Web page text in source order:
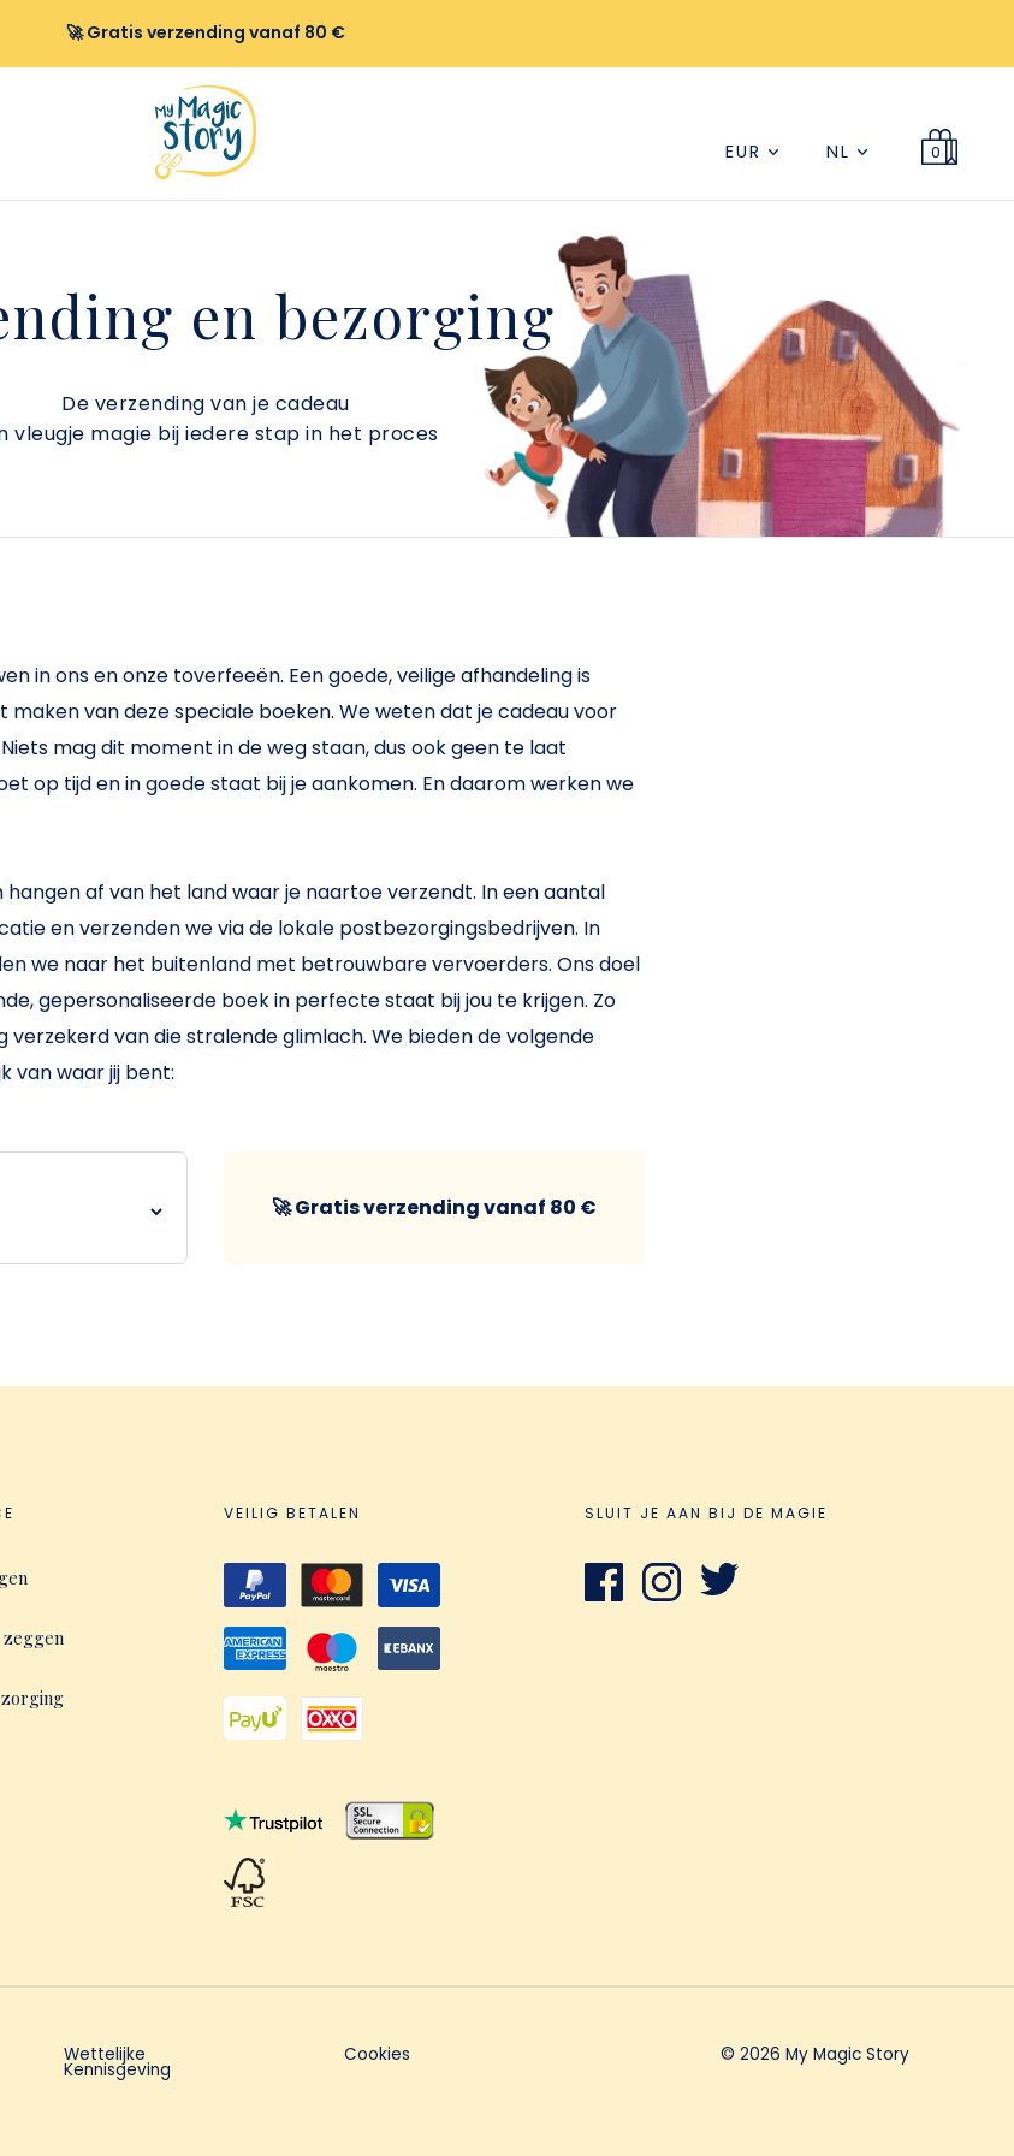
🚀 Gratis verzending vanaf 80 €
0
NL
EUR
en bezorging
De verzending van je cadeau
vleugje magie bij iedere stap in het proces
in ons en onze toverfeeën. Een goede, veilige afhandeling is
maken van deze speciale boeken. We weten dat je cadeau voor
mag dit moment in de weg staan, dus ook geen te laat
op tijd en in goede staat bij je aankomen. En daarom werken we
af van het land waar je naartoe verzendt. In een aantal
en verzenden we via de lokale postbezorgingsbedrijven. In
we naar het buitenland met betrouwbare vervoerders. Ons doel
gepersonaliseerde boek in perfecte staat bij jou te krijgen. Zo
verzekerd van die stralende glimlach. We bieden de volgende
van waar jij bent:
🚀 Gratis verzending vanaf 80 €
zeggen
VEILIG BETALEN SLUIT JE AAN BIJ DE MAGIE
Wettelijke
Kennisgeving
Cookies © 2026 My Magic Story